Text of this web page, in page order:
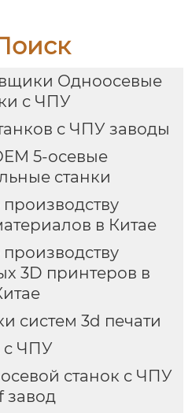
Одноосевые
с ЧПУ
с ЧПУ заводы
5-осевые
станки
в Китае
3D принтеров в
систем 3d печати
с ЧПУ
станок с ЧПУ
завод